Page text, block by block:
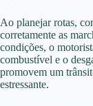
Ao planejar rotas,
corretamente as
condições, o
combustível e o
promovem um
estressante.